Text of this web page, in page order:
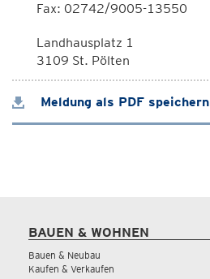
Fax: 02742/9005-13550
Landhausplatz 1
3109 St. Pölten
Meldung als PDF speichern
BAUEN & WOHNEN
Bauen & Neubau
Kaufen & Verkaufen